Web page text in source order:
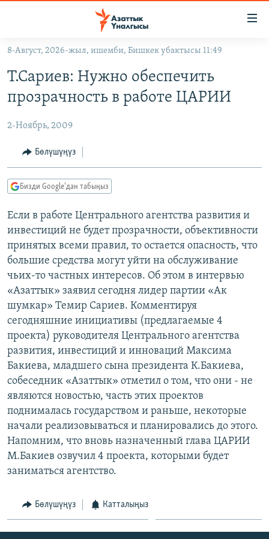
Навигацияга
өтүңүз
Издөөгө
салыңыз
КЫРГЫЗСТАН
КЫРГЫЗСТАН
САЯСАТ
ЭКОНОМИКА
ДҮЙНӨ
ДҮЙНӨ
БОРБОР АЗИЯ
УКРАИНА
АТАЙЫН ИЛИКТӨӨ
БҮГҮН АЗАТТЫКТА
ЭКСПЕРТТЕР ТАЛДАЙТ
БИЗ ЖАНА ДҮЙНӨ
ДАНИСТЕ
ЭЖЕ-СИҢДИЛЕР
АЗАТТЫК+
ЫҢГАЙСЫЗ СУРООЛОР
ПОДКАСТ
ӨЗГӨЧӨ ПИКИР
Русский
ОНЛАЙН ШЕРИНЕ
ЭЕ/АРнун бардык сайттары
8-Август, 2026-жыл, ишемби, Бишкек убактысы 11:49
Т.Сариев: Нужно обеспечить
прозрачность в работе ЦАРИИ
2-Ноябрь, 2009
Бөлүшүңүз
Бизди Google'дан табыңыз
Если в работе Центрального агентства развития и
инвестиций не будет прозрачности, объективности
принятых всеми правил, то остается опасность, что
большие средства могут уйти на обслуживание
чьих-то частных интересов. Об этом в интервью
«Азаттык» заявил сегодня лидер партии «Ак
шумкар» Темир Сариев. Комментируя
сегодняшние инициативы (предлагаемые 4
проекта) руководителя Центрального агентства
развития, инвестиций и инноваций Максима
Бакиева, младшего сына президента К.Бакиева,
собеседник «Азаттык» отметил о том, что они - не
являются новостью, часть этих проектов
поднималась государством и раньше, некоторые
начали реализовываться и планировались до этого.
Напомним, что вновь назначенный глава ЦАРИИ
М.Бакиев озвучил 4 проекта, которыми будет
заниматься агентство.
Бөлүшүңүз Катталыңыз